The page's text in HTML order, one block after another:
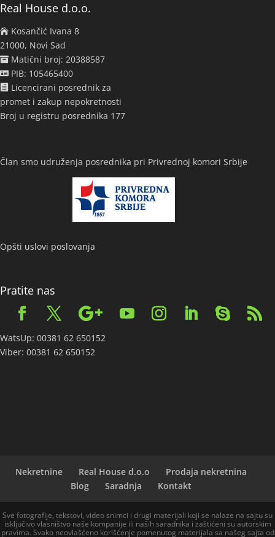
Real House d.o.o.
Kosančić Ivana 8
21000, Novi Sad
Matični broj: 20388587
PIB: 105465400
Licencirani posrednik za
promet i zakup nepokretnosti
Broj u registru posrednika 177
Član smo udruženja posrednika pri Privrednoj komori Srbije
Opšti uslovi poslovanja
Pratite nas
WatsUp: 00381 62 650152
Viber: 00381 62 650152
Nekretnine Real House d.o.o
Prodaja nekretnina
Blog
Saradnja Kontakt
Sve fotografije, tekstovi, video snimci i drugi materijali koji se nalaze na sajtu su
isključivo vlasništvo naše kompanije ili naših saradnika i zaštićeni su autorskim
pravima. Svako neovlašćeno korišćenje pomenutog materijala sa našeg sajta od